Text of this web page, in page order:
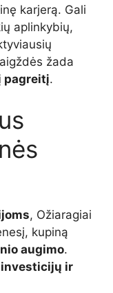
karjerą. Gali
aplinkybių,
žada
pagreitį.
, Ožiaragiai
kupiną
augimo.
ir